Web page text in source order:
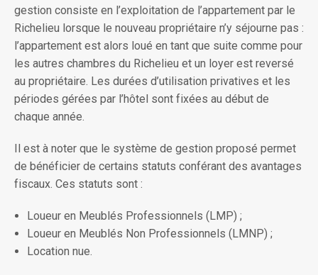
gestion consiste en l’exploitation de l’appartement par le
Richelieu lorsque le nouveau propriétaire n’y séjourne pas :
l’appartement est alors loué en tant que suite comme pour
les autres chambres du Richelieu et un loyer est reversé
au propriétaire. Les durées d’utilisation privatives et les
périodes gérées par l’hôtel sont fixées au début de
chaque année.
Il est à noter que le système de gestion proposé permet
de bénéficier de certains statuts conférant des avantages
fiscaux. Ces statuts sont :
Loueur en Meublés Professionnels (LMP) ;
Loueur en Meublés Non Professionnels (LMNP) ;
Location nue.